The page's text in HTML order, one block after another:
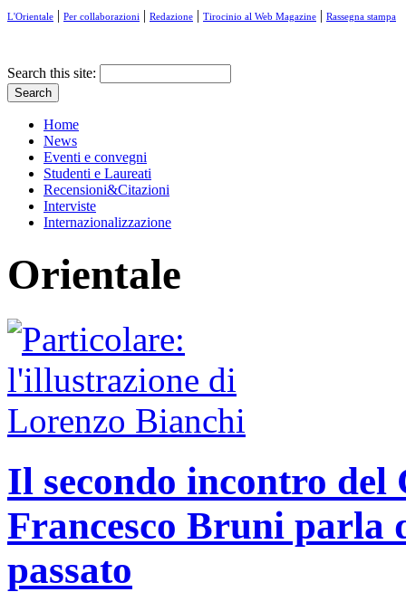
L'Orientale | Per collaborazioni | Redazione | Tirocinio al Web Magazine | Rassegna stampa
Search this site:
Home
News
Eventi e convegni
Studenti e Laureati
Recensioni&Citazioni
Interviste
Internazionalizzazione
Orientale
Il secondo incontro del
Francesco Bruni
passato